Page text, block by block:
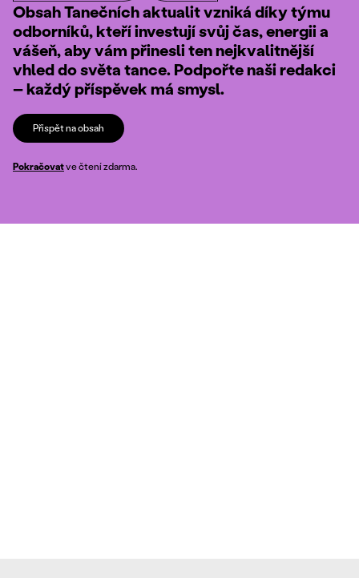
Obsah Tanečních aktualit vzniká díky týmu
odborníků, kteří investují svůj čas, energii a
vášeň, aby vám přinesli ten nejkvalitnější
vhled do světa tance. Podpořte naši redakci
– každý příspěvek má smysl.
Přispět na obsah
Pokračovatve čtení zdarma.